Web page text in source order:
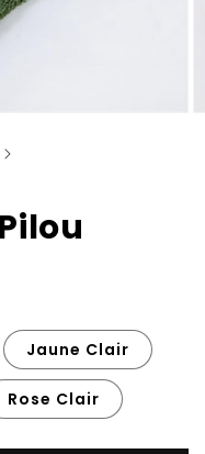
Jaune Clair
Rose Clair